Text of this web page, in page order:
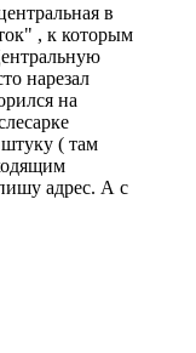
в
, к которым
нарезал
на
( там
адрес. А с